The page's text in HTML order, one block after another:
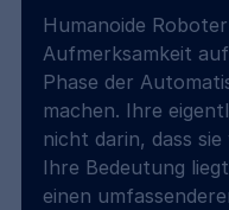
Humanoide
Aufmerksamkeit
Phase der
machen. Ihre
nicht darin, dass
Ihre Bedeutung
einen